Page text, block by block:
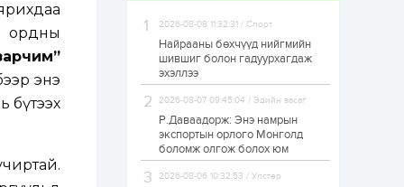
ордны
энэ
бүтээх
2 өдөр
Худалдагч
Н.Амарзаяа:
хуудастай өрийн
дэвтэр долоо хоногт
2 өдөр 0
Б.Хулан дэлхийн
аварга боллоо
2026-08-08 11:32:31 / Спорт
Найрааны бөхчүүд нийгмийн
шившиг болон гадуурхагдаж
эхэллээ
2026-08-07 09:45:04 / Эдийн засаг
Р.Даваадорж: Энэ намрын
экспортын орлого Монголд
боломж олгож болох юм
2026-08-06 10:32:53 / Улстөр